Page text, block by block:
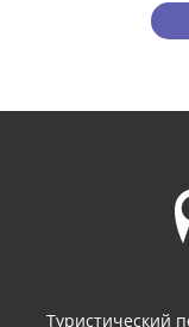
Туристический